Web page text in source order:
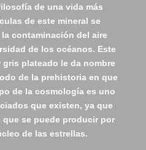
de una vida más
de este mineral se
contaminación del aire
de los océanos. Este
plateado le da nombre
de la prehistoria en que
de la cosmología es uno
que existen, ya que
que se puede producir por
de las estrellas.